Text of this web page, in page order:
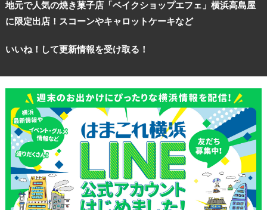
地元で人気の焼き菓子店「ベイクショップエフェ」横浜高島屋
に限定出店！スコーンやキャロットケーキなど
いいね！して更新情報を受け取る！